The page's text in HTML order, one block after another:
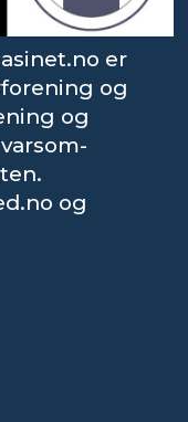
er
og
og
og